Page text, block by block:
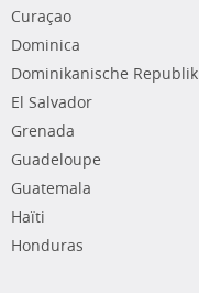
Curaçao
Dominica
Dominikanische Republik
El Salvador
Grenada
Guadeloupe
Guatemala
Haïti
Honduras